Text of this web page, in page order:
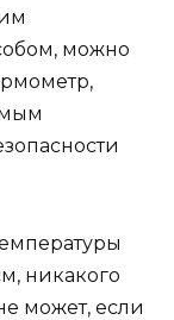
можно
никакого
может, если